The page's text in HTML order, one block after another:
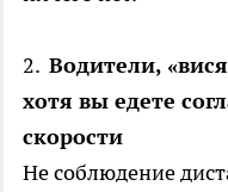
2. Водители,
хотя вы едете
скорости
Не соблюдение